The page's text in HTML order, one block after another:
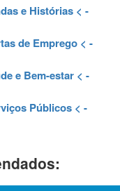
e Histórias < -
de Emprego< -
e Bem-estar < -
Públicos < -